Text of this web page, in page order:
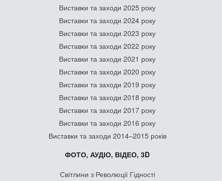
Виставки та заходи 2025 року
Виставки та заходи 2024 року
Виставки та заходи 2023 року
Виставки та заходи 2022 року
Виставки та заходи 2021 року
Виставки та заходи 2020 року
Виставки та заходи 2019 року
Виставки та заходи 2018 року
Виставки та заходи 2017 року
Виставки та заходи 2016 року
Виставки та заходи 2014–2015 років
ФОТО, АУДІО, ВІДЕО, 3D
Світлини з Революції Гідності